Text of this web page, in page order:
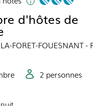
d'hôtes de
LA-FORET-FOUESNANT-
2 personnes
nuit